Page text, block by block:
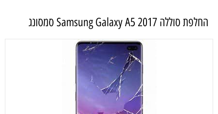
‏החלפת סוללה Samsung Galaxy A5 2017 סמסונג